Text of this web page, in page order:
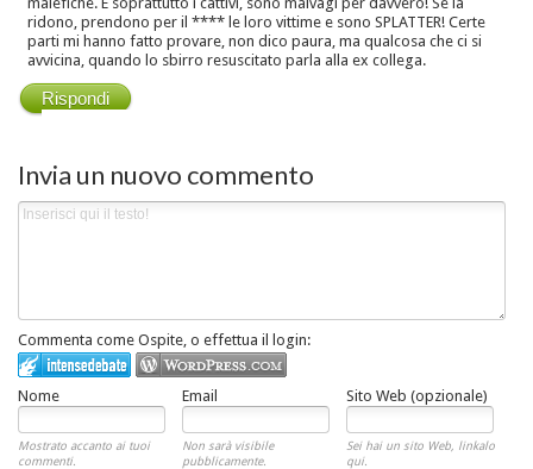
ridono, prendono per il **** le loro vittime e sono SPLATTER! Certe
parti mi hanno fatto provare, non dico paura, ma qualcosa che ci si
avvicina, quando lo sbirro resuscitato parla alla ex collega.
Rispondi
Invia un nuovo commento
Commenta come Ospite, o effettua il login:
Nome Email Sito Web (opzionale)
Mostrato accanto ai tuoi
commenti.
Non sarà visibile
pubblicamente.
Sei hai un sito Web, linkalo
qui.